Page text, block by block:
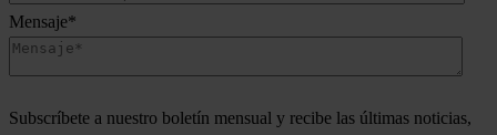
Mensaje*
Subscríbete a nuestro boletín mensual y recibe las últimas noticias,